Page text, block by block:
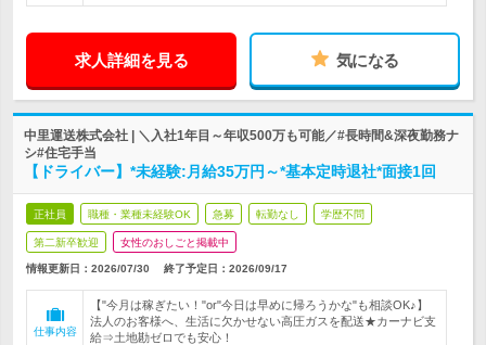
求人詳細を見る 気になる
中里運送株式会社 | ＼入社1年目～年収500万も可能／#長時間&深夜勤務ナ
シ#住宅手当
【ドライバー】*未経験:月給35万円～*基本定時退社*面接1回
正社員 職種・業種未経験OK 急募 転勤なし 学歴不問
第二新卒歓迎 女性のおしごと掲載中
情報更新日：2026/07/30 終了予定日： 2026/09/17
仕事内容
【"今月は稼ぎたい！"or"今日は早めに帰ろうかな"も相談OK♪】
法人のお客様へ、生活に欠かせない高圧ガスを配送★カーナビ支
給⇒土地勘ゼロでも安心！